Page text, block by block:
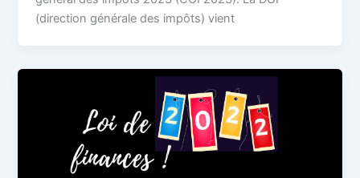
(direction générale des impôts) vient